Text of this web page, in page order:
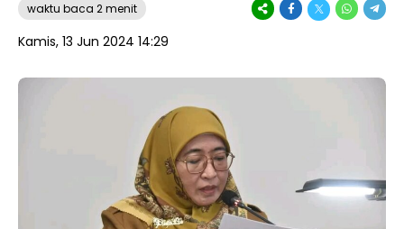
waktu baca 2 menit
Kamis, 13 Jun 2024 14:29